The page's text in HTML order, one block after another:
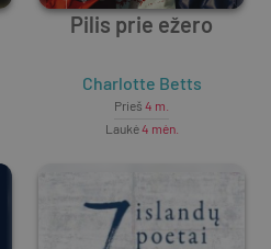
Pilis prie ežero
Charlotte Betts
Prieš 4 m.
Laukė4 mėn.